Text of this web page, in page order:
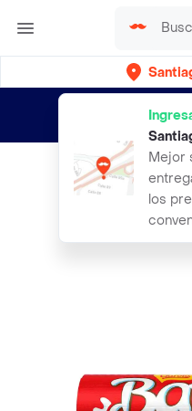
Mejor
los
envíos gratis